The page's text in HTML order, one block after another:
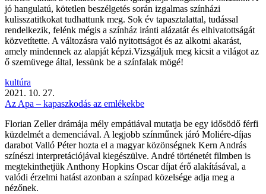
jó hangulatú, kötetlen beszélgetés során izgalmas színházi
kulisszatitkokat tudhattunk meg. Sok év tapasztalattal, tudással
rendelkezik, felénk mégis a színház iránti alázatát és elhivatottságát
közvetítette. A változásra való nyitottságot és az alkotni akarást,
amely mindennek az alapját képzi.Vizsgáljuk meg kicsit a világot az
ő szemüvege által, lessünk be a színfalak mögé!
kultúra
2021. 10. 27.
Az Apa – kapaszkodás az emlékekbe
Florian Zeller drámája mély empátiával mutatja be egy idősödő férfi
küzdelmét a demenciával. A legjobb színműnek járó Moliére-díjas
darabot Valló Péter hozta el a magyar közönségnek Kern András
színészi interpretációjával kiegészülve. André történetét filmben is
megtekinthetjük Anthony Hopkins Oscar díjat érő alakításával, a
valódi érzelmi hatást azonban a színpad közelsége adja meg a
nézőnek.